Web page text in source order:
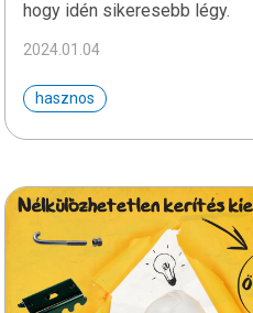
hogy idén sikeresebb légy.
2024.01.04
hasznos